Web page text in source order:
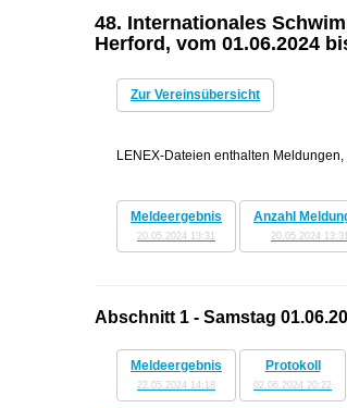
48. Internationales
Herford, vom 01.06.2024
Zur Vereinsübersicht
LENEX-Dateien enthalten
Meldeergebnis
20.05.2024 13:31
Anzahl
20.05.2024 13:31
Abschnitt 1 - Samstag
Meldeergebnis
22.05.2024 14:18
Protokoll
02.06.2024 20:22